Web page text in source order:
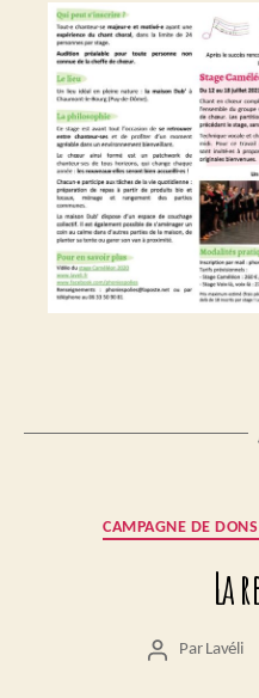
CAMPAGNE DE
La
Auteur
Par Lavéli